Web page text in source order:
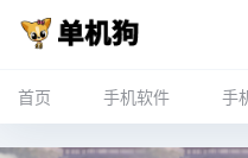
首页 手机软件 手